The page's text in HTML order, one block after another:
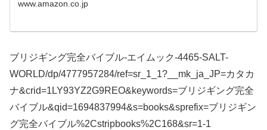
www.amazon.co.jp
ブリジギング完全バイブル-エイムック-4465-SALT-
WORLD/dp/4777957284/ref=sr_1_1?__mk_ja_JP=カタカ
ナ&crid=1LY93YZ2G9REO&keywords=ブリジギング完全
バイブル&qid=1694837994&s=books&sprefix=ブリジギン
グ完全バイブル%2Cstripbooks%2C168&sr=1-1